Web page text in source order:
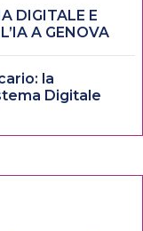
DIGITALE E
A GENOVA
la
Digitale